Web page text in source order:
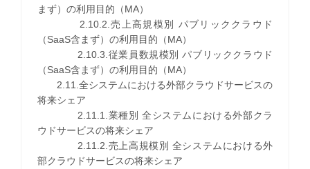
まず）の利用目的（MA）
2.10.2.売上高規模別 パブリッククラウド
（SaaS含まず）の利用目的（MA）
2.10.3.従業員数規模別 パブリッククラウド
（SaaS含まず）の利用目的（MA）
2.11.全システムにおける外部クラウドサービスの
将来シェア
2.11.1.業種別 全システムにおける外部クラ
ウドサービスの将来シェア
2.11.2.売上高規模別 全システムにおける外
部クラウドサービスの将来シェア